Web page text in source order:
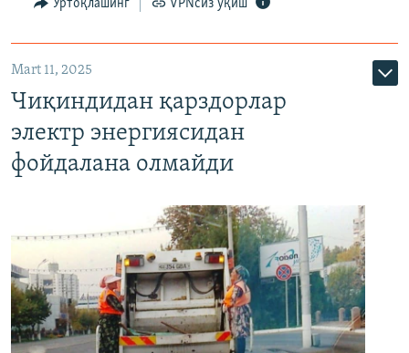
Ўртоқлашинг VPNсиз ўқиш
Mart 11, 2025
Чиқиндидан қарздорлар
электр энергиясидан
фойдалана олмайди